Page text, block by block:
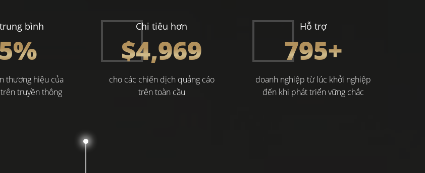
bình
%
thương hiệu của
truyền thông
Chi tiêu hơn
$5,000
cho các chiến dịch quảng cáo
trên toàn cầu
Hỗ trợ
800+
doanh nghiệp từ lúc khởi nghiệp
đến khi phát triển vững chắc